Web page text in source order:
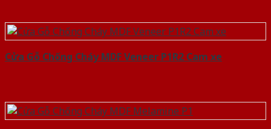
Cửa Gỗ Chống Cháy MDF Veneer P1R2 Cam xe